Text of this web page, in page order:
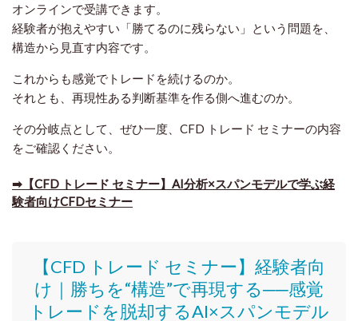
オンラインで受講できます。
経験者が抱えやすい「勝てるのに残らない」という問題を、
構造から見直す内容です。
これからも感覚でトレードを続けるのか。
それとも、再現性ある判断基準を作る側へ進むのか。
その分岐点として、ぜひ一度、CFD トレード セミナーの内容
をご確認ください。
➡【CFD トレード セミナー】AI分析×スパンモデルで学ぶ経
験者向けCFDセミナー
【CFD トレード セミナー】 経験者向
け｜ 勝ちを“構造”で再現する──感覚
トレードを脱却するAI×スパンモデル